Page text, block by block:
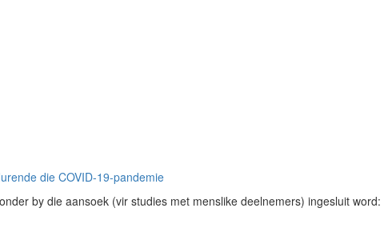
die COVID-19-pandemie
by die aansoek (vir studies met menslike deelnemers) ingesluit word: